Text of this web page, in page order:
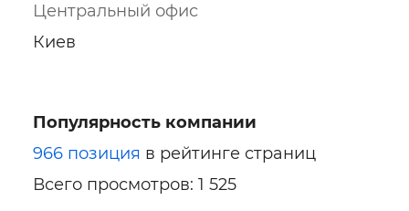
Центральный офис
Киев
Популярность компании
966 позиция в рейтинге страниц
Всего просмотров: 1 525